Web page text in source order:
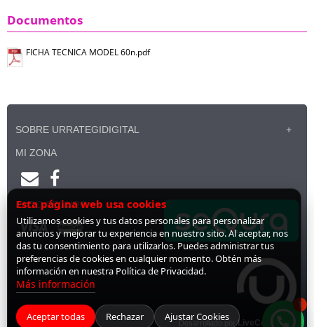
Documentos
FICHA TECNICA MODEL 60n.pdf
SOBRE URRATEGIDIGITAL
MI ZONA
PAGO SEGURO
Desarrollado porLiveCommerce
1
Esta página web usa cookies
Utilizamos cookies y tus datos personales para personalizar
anuncios y mejorar tu experiencia en nuestro sitio. Al aceptar, nos
das tu consentimiento para utilizarlos. Puedes administrar tus
preferencias de cookies en cualquier momento. Obtén más
información en nuestra Política de Privacidad.
Más información
Aceptar todas Rechazar Ajustar Cookies